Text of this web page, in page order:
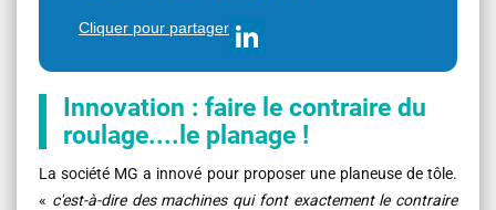
Cliquer pour partager
Innovation : faire le contraire du
roulage....le planage !
La société MG a innové pour proposer une planeuse de tôle.
« c'est-à-dire des machines qui font exactement le contraire